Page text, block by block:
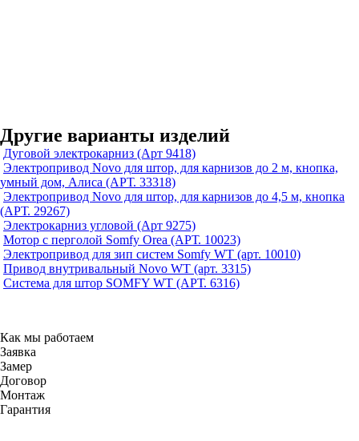
Другие варианты изделий
Дуговой электрокарниз (Арт 9418)
Электропривод Novo для штор, для карнизов до 2 м, кнопка,
умный дом, Алиса (АРТ. 33318)
Электропривод Novo для штор, для карнизов до 4,5 м, кнопка
(АРТ. 29267)
Электрокарниз угловой (Арт 9275)
Мотор с перголой Somfy Orea (АРТ. 10023)
Электропривод для зип систем Somfy WT (арт. 10010)
Привод внутривальный Novo WT (арт. 3315)
Система для штор SOMFY WT (АРТ. 6316)
Как мы работаем
Заявка
Замер
Договор
Монтаж
Гарантия